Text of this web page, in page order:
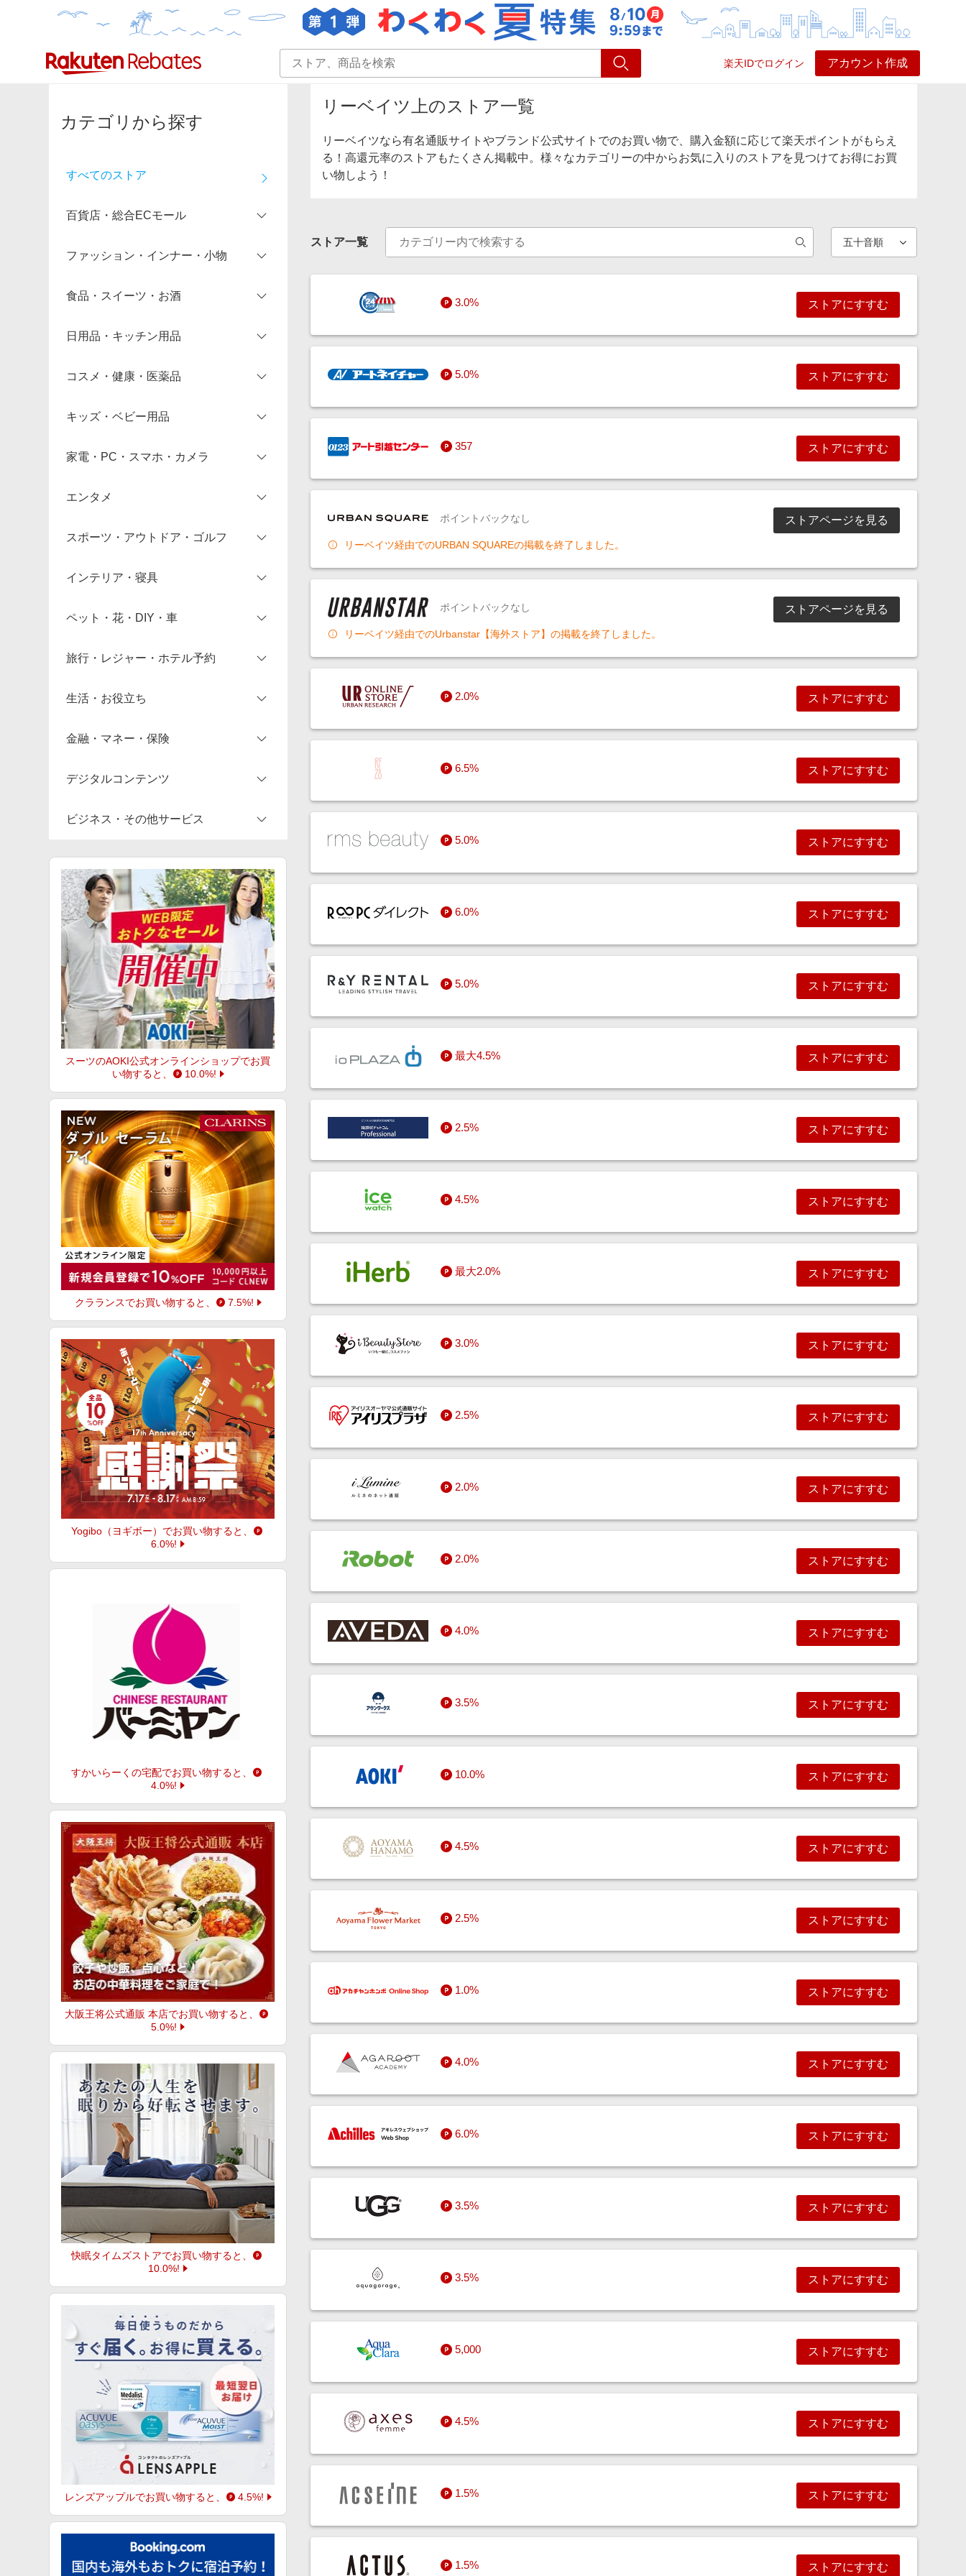
楽天IDでログイン アカウント作成
ショッピング 旅行
カテゴリから探す
すべてのストア
百貨店・総合ECモール
総合ECモール
カタログ・テレビ通販
百貨店・デパート
すべての百貨店・総合ECモールスト
ファッション・インナー・小物
総合ファッション（ブランド公式）
総合ファッション（セレクト）
レディースファッション
メンズファッション
インナー・下着・ナイトウェア
靴
スーツ・ワークウェア・着物
バッグ・小物・ブランド雑貨
眼鏡・サングラス・腕時計
ジュエリー・アクセサリー
すべてのファッション・インナー・
食品・スイーツ・お酒
食品
お酒・ソフトドリンク
フードデリバリー
お取り寄せグルメ
お店の味
スイーツ・お菓子
すべての食品・スイーツ・お酒スト
日用品・キッチン用品
日用品雑貨・文房具・手芸
キッチン用品・食器・調理器具
すべての日用品・キッチン用品スト
コスメ・健康・医薬品
美容・コスメ・香水
コスメセレクトショップ
健康食品・サプリメント
ダイエット・プロテイン
コンタクトレンズ
医薬品・検査キット
すべてのコスメ・健康・医薬品スト
キッズ・ベビー用品
キッズ・ベビー・マタニティ用品
キッズ・ベビーファッション
おもちゃ（キッズ・ベビー向け）
すべてのキッズ・ベビー用品ストア
家電・PC・スマホ・カメラ
デジタル家電
総合家電
パソコン
PC周辺機器・ガジェット
生活・美容家電
ソフトウェア
すべての家電・PC・スマホ・カメラ
エンタメ
本・電子書籍・音楽・ゲーム
チケット（映画・音楽・演劇など）
映画・ドラマ・アニメ・音楽
アニメグッズ
ホビー（趣味・嗜好品）
すべてのエンタメストア
スポーツ・アウトドア・ゴルフ
スポーツシューズ・アイテム
アウトドア・サーフィン・スノウ
ゴルフ
すべてのスポーツ・アウトドア・ゴ
インテリア・寝具
インテリア・収納
寝具・ベッド・マットレス
すべてのインテリア・寝具ストア
ペット・花・DIY・車
ガーデン・DIY・工具
花・観葉植物
ペットフード・ペット用品
車用品・バイク用品
すべてのペット・花・DIY・車ストア
旅行・レジャー・ホテル予約
総合旅行会社
チケット（航空券など）
ホテル予約
ツアー・パッケージ・レジャー
すべての旅行・レジャー・ホテル予
約ストア
生活・お役立ち
印刷・フォトプリント
ギフト・お祝い・電報
予約（美容・グルメ・駐車場など）
資格・教育・情報
レンタル（生活用品・家電など）
引っ越し・リフォーム・車
通信回線・Wi-Fi・VPN
デリバリー・定期便
宅配クリーニング
でんき・ガス
中古査定・買取
すべての生活・お役立ちストア
金融・マネー・保険
投資・クラファン・その他
カード・銀行・証券・FX
すべての金融・マネー・保険ストア
デジタルコンテンツ
アプリ・ゲーム（iOS）
アプリ・ゲーム（Android）
すべてのデジタルコンテンツストア
ビジネス・その他サービス
仕事サポート
その他サービス
すべてのビジネス・その他サービス
ストア
スーツのAOKI公式オンラインショップでお買
い物すると、
10.0%!
クラランスでお買い物すると、 7.5%!
Yogibo（ヨギボー） でお買い物すると、
6.0%!
すかいらーくの宅配でお買い物すると、
4.0%!
大阪王将公式通販 本店でお買い物すると、
5.0%!
快眠タイムズストアでお買い物すると、
10.0%!
レンズアップルでお買い物すると、 4.5%!
リーベイツ上のストア一覧
リーベイツなら有名通販サイトやブランド公式サイトでのお買い物で、購入金額に応じて楽天ポイントがもらえ
る！高還元率のストアもたくさん掲載中。様々なカテゴリーの中からお気に入りのストアを見つけてお得にお買
い物しよう！
ストア一覧
3.0% ストアにすすむ
5.0% ストアにすすむ
357 ストアにすすむ
ポイントバックなし ストアページを見る
リーベイツ経由でのURBAN SQUAREの掲載を終了しました。
ポイントバックなし ストアページを見る
リーベイツ経由でのUrbanstar【海外ストア】の掲載を終了しました。
2.0% ストアにすすむ
6.5% ストアにすすむ
5.0% ストアにすすむ
6.0% ストアにすすむ
5.0% ストアにすすむ
最大4.5% ストアにすすむ
2.5% ストアにすすむ
4.5% ストアにすすむ
最大2.0% ストアにすすむ
3.0% ストアにすすむ
2.5% ストアにすすむ
2.0% ストアにすすむ
2.0% ストアにすすむ
4.0% ストアにすすむ
3.5% ストアにすすむ
10.0% ストアにすすむ
4.5% ストアにすすむ
2.5% ストアにすすむ
1.0% ストアにすすむ
4.0% ストアにすすむ
6.0% ストアにすすむ
3.5% ストアにすすむ
3.5% ストアにすすむ
5,000 ストアにすすむ
4.5% ストアにすすむ
1.5% ストアにすすむ
1.5% ストアにすすむ